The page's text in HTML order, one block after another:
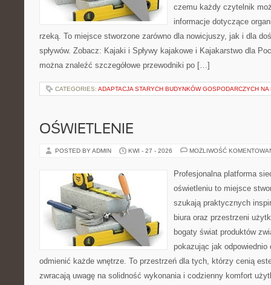
czemu każdy czytelnik
informacje dotyczące
rzeką. To miejsce stworzone zarówno dla nowicjuszy, jak i dla
spływów. Zobacz: Kajaki i Spływy kajakowe i Kajakarstwo dla
można znaleźć szczegółowe przewodniki po […]
CATEGORIES: ADAPTACJA STARYCH BUDYNKÓW GOSPODARCZYCH
OŚWIETLENIE
POSTED BY ADMIN KWI - 27 - 2026 MOŻLIWOŚĆ
Profesjonalna platforma
oświetleniu to miejsce
szukają praktycznych
biura oraz przestrzeni
bogaty świat produktów
pokazując jak odpowiednio
odmienić każde wnętrze. To przestrzeń dla tych, którzy cenią
zwracają uwagę na solidność wykonania i codzienny komfort